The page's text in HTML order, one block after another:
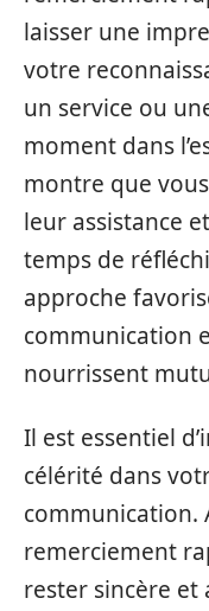
laisser une
votre
un service ou
moment dans
montre que
leur assistance
temps de
approche
communication
nourrissent
Il est essentiel
célérité dans
communication.
remerciement
rester sincère